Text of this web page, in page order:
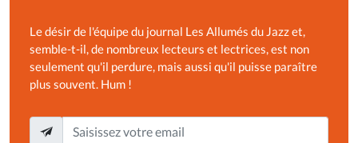
Le désir de l'équipe du journal Les Allumés du Jazz et,
semble-t-il, de nombreux lecteurs et lectrices, est non
seulement qu'il perdure, mais aussi qu'il puisse paraître
plus souvent. Hum !